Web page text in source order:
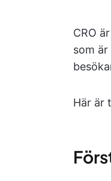
CRO
som
Här är